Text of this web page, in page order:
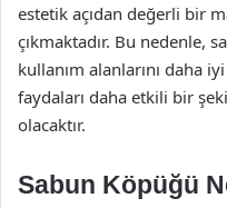
estetik açıdan değerli bir
çıkmaktadır. Bu nedenle,
kullanım alanlarını daha
faydaları daha etkili bir
olacaktır.
Sabun Köpüğü